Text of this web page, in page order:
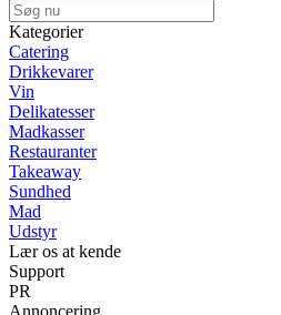
Kategorier
Catering
Drikkevarer
Vin
Delikatesser
Madkasser
Restauranter
Takeaway
Sundhed
Mad
Udstyr
Lær os at kende
Support
PR